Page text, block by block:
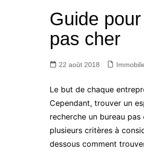
Guide
pas cher
22 août 2018
Le but de chaque
Cependant, trouver un
recherche un bureau
plusieurs critères à
dessous comment